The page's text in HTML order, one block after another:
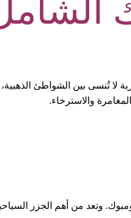
بين الشواطئ الذهبية،
والاسترخاء.
وتعد من أهم الجزر